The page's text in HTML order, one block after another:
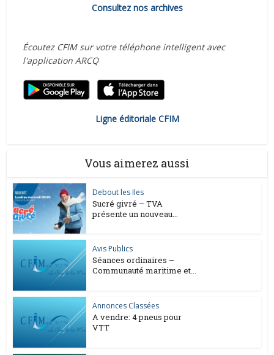
Consultez nos archives
Écoutez CFIM sur votre téléphone intelligent avec
l'application ARCQ
Ligne éditoriale CFIM
Vous aimerez aussi
Debout les Iles
Sucré givré – TVA
présente un nouveau...
Avis Publics
Séances ordinaires –
Communauté maritime et...
Annonces Classées
A vendre: 4 pneus pour
VTT